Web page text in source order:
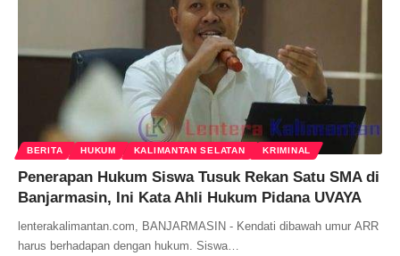
BERITA HUKUM KALIMANTAN SELATAN KRIMINAL
Penerapan Hukum Siswa Tusuk Rekan Satu SMA di
Banjarmasin, Ini Kata Ahli Hukum Pidana UVAYA
lenterakalimantan.com, BANJARMASIN - Kendati dibawah umur ARR
harus berhadapan dengan hukum. Siswa…